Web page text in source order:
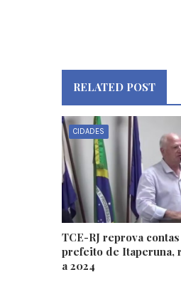
RELATED POST
CIDADES
TCE-RJ reprova
prefeito de Itaperuna,
a 2024